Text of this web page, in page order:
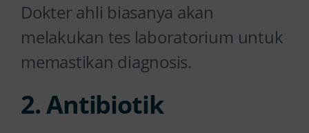
Dokter ahli biasanya akan
melakukan tes laboratorium untuk
memastikan diagnosis.
2. Antibiotik